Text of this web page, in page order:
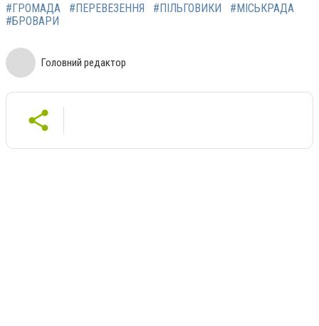
#ГРОМАДА #ПЕРЕВЕЗЕННЯ #ПІЛЬГОВИКИ
#МІСЬКРАДА
#БРОВАРИ
Головний редактор